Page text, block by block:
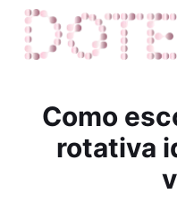
Como
rotativa